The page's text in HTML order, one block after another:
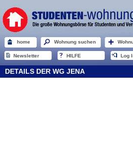
home Wohnung suchen
Newsletter HILFE Log
DETAILS DER WG JENA